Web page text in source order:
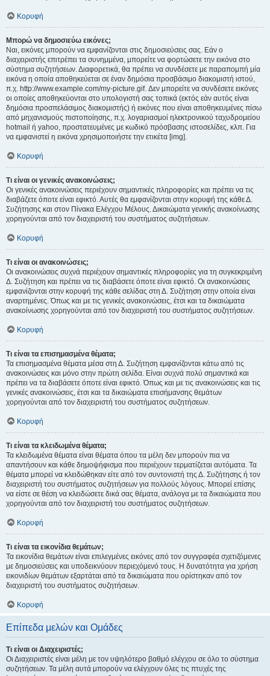
Κορυφή
Μπορώ να δημοσιεύω εικόνες;
Ναι, εικόνες μπορούν να εμφανίζονται στις δημοσιεύσεις σας. Εάν ο
διαχειριστής επιτρέπει τα συνημμένα, μπορείτε να φορτώσετε την εικόνα στο
σύστημα συζητήσεων. Διαφορετικά, θα πρέπει να συνδέσετε με παραπομπή μία
εικόνα η οποία αποθηκεύεται σε έναν δημόσια προσβάσιμο διακομιστή ιστού,
π.χ. http://www.example.com/my-picture.gif. Δεν μπορείτε να συνδέσετε εικόνες
οι οποίες αποθηκεύονται στο υπολογιστή σας τοπικά (εκτός εάν αυτός είναι
δημόσια προσπελάσιμος διακομιστής) ή εικόνες που είναι αποθηκευμένες πίσω
από μηχανισμούς πιστοποίησης, π.χ. λογαριασμοί ηλεκτρονικού ταχυδρομείου
hotmail ή yahoo, προστατευμένες με κωδικό πρόσβασης ιστοσελίδες, κλπ. Για
να εμφανιστεί η εικόνα χρησιμοποιήστε την ετικέτα [img].
Κορυφή
Τι είναι οι γενικές ανακοινώσεις;
Οι γενικές ανακοινώσεις περιέχουν σημαντικές πληροφορίες και πρέπει να τις
διαβάζετε όποτε είναι εφικτό. Αυτές θα εμφανίζονται στην κορυφή της κάθε Δ.
Συζήτησης και στον Πίνακα Ελέγχου Μέλους. Δικαιώματα γενικής ανακοίνωσης
χορηγούνται από τον διαχειριστή του συστήματος συζητήσεων.
Κορυφή
Τι είναι οι ανακοινώσεις;
Οι ανακοινώσεις συχνά περιέχουν σημαντικές πληροφορίες για τη συγκεκριμένη
Δ. Συζήτηση και πρέπει να τις διαβάσετε όποτε είναι εφικτό. Οι ανακοινώσεις
εμφανίζονται στην κορυφή της κάθε σελίδας στη Δ. Συζήτηση στην οποία είναι
αναρτημένες. Όπως και με τις γενικές ανακοινώσεις, έτσι και τα δικαιώματα
ανακοίνωσης χορηγούνται από τον διαχειριστή του συστήματος συζητήσεων.
Κορυφή
Τι είναι τα επισημασμένα θέματα;
Τα επισημασμένα θέματα μέσα στη Δ. Συζήτηση εμφανίζονται κάτω από τις
ανακοινώσεις και μόνο στην πρώτη σελίδα. Είναι συχνά πολύ σημαντικά και
πρέπει να τα διαβάσετε όποτε είναι εφικτό. Όπως και με τις ανακοινώσεις και τις
γενικές ανακοινώσεις, έτσι και τα δικαιώματα επισήμανσης θεμάτων
χορηγούνται από τον διαχειριστή του συστήματος συζητήσεων.
Κορυφή
Τι είναι τα κλειδωμένα θέματα;
Τα κλειδωμένα θέματα είναι θέματα όπου τα μέλη δεν μπορούν πια να
απαντήσουν και κάθε δημοψήφισμα που περιέχουν τερματίζεται αυτόματα. Τα
θέματα μπορεί να κλειδώθηκαν είτε από τον συντονιστή της Δ. Συζήτησης ή τον
διαχειριστή του συστήματος συζητήσεων για πολλούς λόγους. Μπορεί επίσης
να είστε σε θέση να κλειδώσετε δικά σας θέματα, ανάλογα με τα δικαιώματα που
χορηγούνται από τον διαχειριστή του συστήματος συζητήσεων.
Κορυφή
Τι είναι τα εικονίδια θεμάτων;
Τα εικονίδια θεμάτων είναι επιλεγμένες εικόνες από τον συγγραφέα σχετιζόμενες
με δημοσιεύσεις και υποδεικνύουν περιεχόμενό τους. Η δυνατότητα για χρήση
εικονιδίων θεμάτων εξαρτάται από τα δικαιώματα που ορίστηκαν από τον
διαχειριστή του συστήματος συζητήσεων.
Κορυφή
Επίπεδα μελών και Ομάδες
Τι είναι οι Διαχειριστές;
Οι Διαχειριστές είναι μέλη με τον υψηλότερο βαθμό ελέγχου σε όλο το σύστημα
συζητήσεων. Τα μέλη αυτά μπορούν να ελέγχουν όλες τις πτυχές της